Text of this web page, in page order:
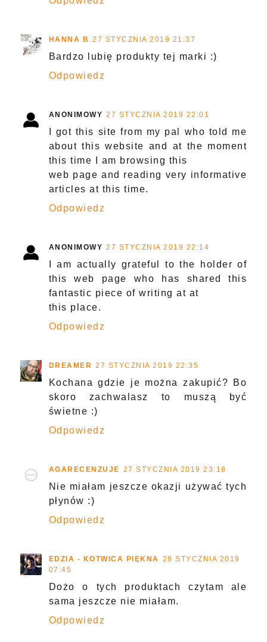
HANNA B 27 STYCZNIA 2019 21:37
Bardzo lubię produkty tej marki :)
Odpowiedz
ANONIMOWY 27 STYCZNIA 2019 22:01
I got this site from my pal who told me
about this website and at the moment
this time I am browsing this
web page and reading very informative
articles at this time.
Odpowiedz
ANONIMOWY 27 STYCZNIA 2019 22:14
I am actually grateful to the holder of
this web page who has shared this
fantastic piece of writing at at
this place.
Odpowiedz
DREAMER 27 STYCZNIA 2019 22:35
Kochana gdzie je można zakupić? Bo
skoro zachwalasz to muszą być
świetne :)
Odpowiedz
AGARECENZUJE 27 STYCZNIA 2019 23:18
Nie miałam jeszcze okazji używać tych
płynów :)
Odpowiedz
EDZIA - KOTWICA PIĘKNA 28 STYCZNIA 2019
07:45
Dożo o tych produktach czytam ale
sama jeszcze nie miałam.
Odpowiedz